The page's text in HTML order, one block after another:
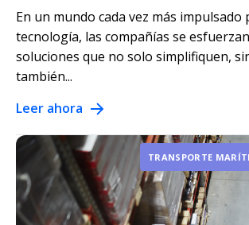
En un mundo cada vez más impulsado
tecnología, las compañías se
soluciones que no solo simplifiquen,
también...
Leer ahora
TRANSPORTE